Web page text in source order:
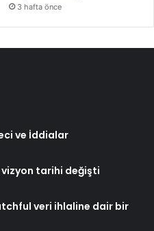
3 hafta önce
ve İddialar
tarihi değişti
veri ihlaline dair bir